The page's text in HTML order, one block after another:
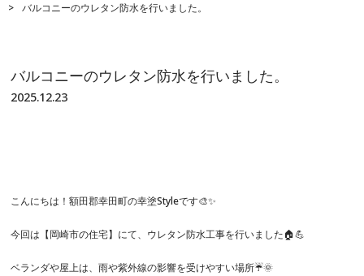
バルコニーのウレタン防水を行いました。
バルコニーのウレタン防水を行いました。
2025.12.23
こんにちは！額田郡幸田町の幸塗Styleです🎨✨
今回は【岡崎市の住宅】にて、ウレタン防水工事を行いました🏠💪
ベランダや屋上は、雨や紫外線の影響を受けやすい場所☔️🌞